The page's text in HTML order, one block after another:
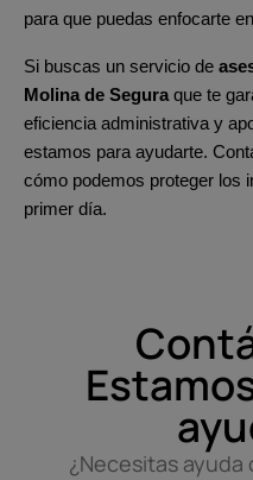
para que puedas enfocarte
Si buscas un servicio de
Molina de Seguraque te
eficiencia administrativa y
estamos para ayudarte.
cómo podemos proteger los
primer día.
¿Necesitas